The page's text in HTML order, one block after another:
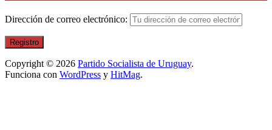
Dirección de correo electrónico:
Copyright © 2026 Partido Socialista de Uruguay.
Funciona con WordPress y HitMag.